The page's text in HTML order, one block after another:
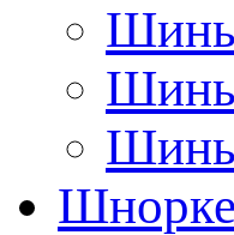
Шины
Шины
Шины